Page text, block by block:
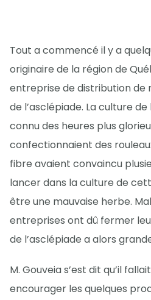
Tout a commencé il y a
originaire de la région de
entreprise de distribution de
de l’asclépiade. La culture
connu des heures plus
confectionnaient des
fibre avaient convaincu
lancer dans la culture de
être une mauvaise herbe.
entreprises ont dû fermer
de l’asclépiade a alors
M. Gouveia s’est dit qu’il
encourager les quelques